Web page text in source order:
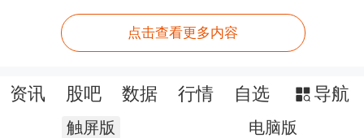
南方航空：总工程师李志刚涉嫌严重违
纪违法接受调查
南方航空(600029)5月28日公告，公司总
工程师李志刚涉嫌严重违纪违法，目前
点击查看更多内容
资讯 股吧 数据 行情 自选 导航
触屏版 电脑版